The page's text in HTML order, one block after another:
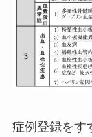
症例登録をす